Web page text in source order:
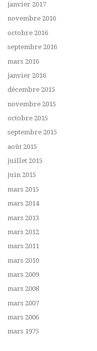
janvier 2017
novembre 2016
octobre 2016
septembre 2016
mars 2016
janvier 2016
décembre 2015
novembre 2015
octobre 2015
septembre 2015
août 2015
juillet 2015
juin 2015
mars 2015
mars 2014
mars 2013
mars 2012
mars 2011
mars 2010
mars 2009
mars 2008
mars 2007
mars 2006
mars 1975